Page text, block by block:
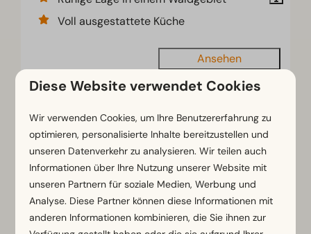
Voll ausgestattete Küche
Ansehen
EMPFOHLEN
Diese Website verwendet Cookies
Wir verwenden Cookies, um Ihre Benutzererfahrung zu
optimieren, personalisierte Inhalte bereitzustellen und
unseren Datenverkehr zu analysieren. Wir teilen auch
Informationen über Ihre Nutzung unserer Website mit
unseren Partnern für soziale Medien, Werbung und
Analyse. Diese Partner können diese Informationen mit
anderen Informationen kombinieren, die Sie ihnen zur